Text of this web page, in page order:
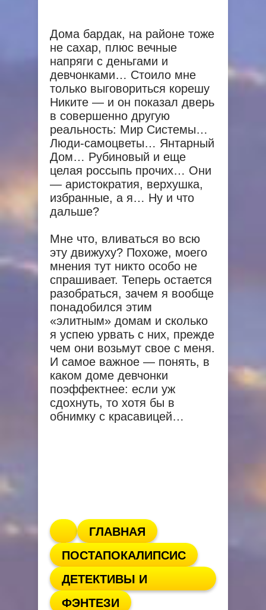
Дома бардак, на районе тоже
не сахар, плюс вечные
напряги с деньгами и
девчонками… Стоило мне
только выговориться корешу
Никите — и он показал дверь
в совершенно другую
реальность: Мир Системы…
Люди-самоцветы… Янтарный
Дом… Рубиновый и еще
целая россыпь прочих… Они
— аристократия, верхушка,
избранные, а я… Ну и что
дальше?
Мне что, вливаться во всю
эту движуху? Похоже, моего
мнения тут никто особо не
спрашивает. Теперь остается
разобраться, зачем я вообще
понадобился этим
«элитным» домам и сколько
я успею урвать с них, прежде
чем они возьмут свое с меня.
И самое важное — понять, в
каком доме девчонки
поэффектнее: если уж
сдохнуть, то хотя бы в
обнимку с красавицей…
ГЛАВНАЯ
ПОСТАПОКАЛИПСИС
ДЕТЕКТИВЫ И
ТРИЛЛЕРЫ
ФЭНТЕЗИ